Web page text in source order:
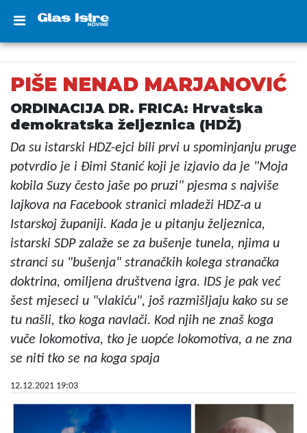
PIŠE NENAD MARJANOVIĆ
ORDINACIJA DR. FRICA: Hrvatska
demokratska željeznica (HDŽ)
Da su istarski HDZ-ejci bili prvi u spominjanju pruge
potvrdio je i Đimi Stanić koji je izjavio da je "Moja
kobila Suzy često jaše po pruzi" pjesma s najviše
lajkova na Facebook stranici mladeži HDZ-a u
Istarskoj županiji. Kada je u pitanju željeznica,
istarski SDP zalaže se za bušenje tunela, njima u
stranci su "bušenja" stranačkih kolega stranačka
doktrina, omiljena društvena igra. IDS je pak već
šest mjeseci u "vlakiću", još razmišljaju kako su se
tu našli, tko koga navlači. Kod njih ne znaš koga
vuče lokomotiva, tko je uopće lokomotiva, a ne zna
se niti tko se na koga spaja
12.12.2021 19:03